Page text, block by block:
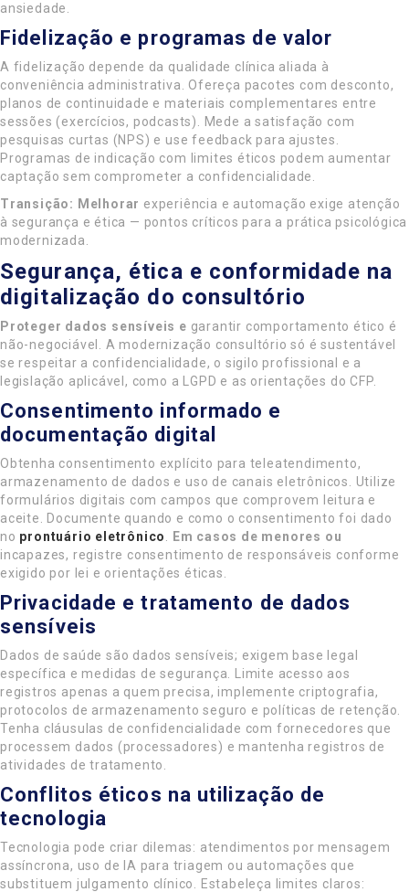
ansiedade.
Fidelização e programas de valor
A fidelização depende da qualidade clínica aliada à
conveniência administrativa. Ofereça pacotes com desconto,
planos de continuidade e materiais complementares entre
sessões (exercícios, podcasts). Mede a satisfação com
pesquisas curtas (NPS) e use feedback para ajustes.
Programas de indicação com limites éticos podem aumentar
captação sem comprometer a confidencialidade.
Transição: Melhorar experiência e automação exige atenção
à segurança e ética — pontos críticos para a prática psicológica
modernizada.
Segurança, ética e conformidade na
digitalização do consultório
Proteger dados sensíveis e garantir comportamento ético é
não-negociável. A modernização consultório só é sustentável
se respeitar a confidencialidade, o sigilo profissional e a
legislação aplicável, como a LGPD e as orientações do CFP.
Consentimento informado e
documentação digital
Obtenha consentimento explícito para teleatendimento,
armazenamento de dados e uso de canais eletrônicos. Utilize
formulários digitais com campos que comprovem leitura e
aceite. Documente quando e como o consentimento foi dado
no prontuário eletrônico. Em casos de menores ou
incapazes, registre consentimento de responsáveis conforme
exigido por lei e orientações éticas.
Privacidade e tratamento de dados
sensíveis
Dados de saúde são dados sensíveis; exigem base legal
específica e medidas de segurança. Limite acesso aos
registros apenas a quem precisa, implemente criptografia,
protocolos de armazenamento seguro e políticas de retenção.
Tenha cláusulas de confidencialidade com fornecedores que
processem dados (processadores) e mantenha registros de
atividades de tratamento.
Conflitos éticos na utilização de
tecnologia
Tecnologia pode criar dilemas: atendimentos por mensagem
assíncrona, uso de IA para triagem ou automações que
substituem julgamento clínico. Estabeleça limites claros: